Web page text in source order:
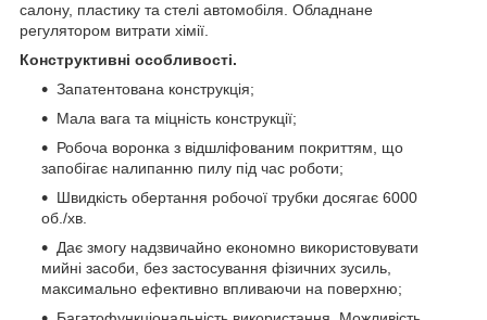
салону, пластику та стелі автомобіля. Обладнане
регулятором витрати хімії.
Конструктивні особливості.
Запатентована конструкція;
Мала вага та міцність конструкції;
Робоча воронка з відшліфованим покриттям, що
запобігає налипанню пилу під час роботи;
Швидкість обертання робочої трубки досягає 6000
об./хв.
Дає змогу надзвичайно економно використовувати
мийні засоби, без застосування фізичних зусиль,
максимально ефективно впливаючи на поверхню;